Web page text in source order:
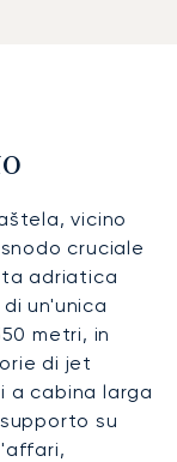
vicino
cruciale
adriatica
un'unica
metri, in
di jet
a cabina larga
su